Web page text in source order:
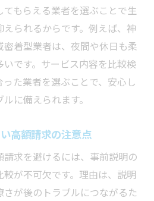
もらえる業者を選ぶことで生
られるからです。例えば、神
着型業者は、夜間や休日も柔
です。サービス内容を比較検
た業者を選ぶことで、安心し
に備えられます。
高額請求の注意点
請求を避けるには、事前説明の
が不可欠です。理由は、説明
が後のトラブルにつながるた